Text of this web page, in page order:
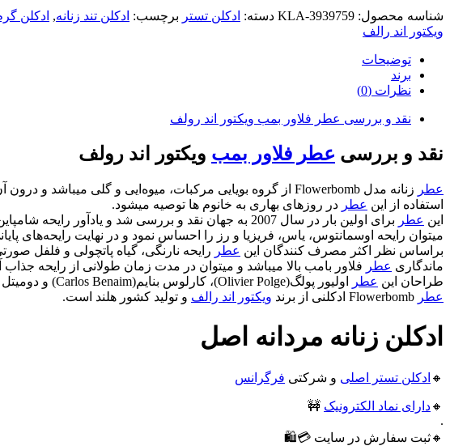
شناسه محصول: KLA-3939759 دسته: ادکلن تستر برچسب: ادکلن تند زنانه, ادکلن
ویکتور اند رالف
توضیحات
برند
نظرات (0)
نقد و بررسی عطر فلاور بمب ویکتور اند رولف
نقد و بررسی عطر فلاور بمب ویکتور اند رولف
عطر زنانه مدل Flowerbomb از گروه بویایی مرکبات، میوه‌ایی و گلی میباشد و درون آن از رایحه گیاه پاتچولی و گل‌های سفید استفاده شده است و طعمی تند دارد.
استفاده از این عطر در روزهای بهاری به خانوم ها توصیه میشود.
این عطر برای اولین بار در سال 2007 به جهان نقد و بررسی شد و یادآور رایحه شامپاین صورتی میباشد. رایحه‌های اولیه این
میتوان رایحه اوسمانتوس، یاس، فریزیا و رز را احساس نمود و در نهایت رایحه‌های
براساس نظر اکثر مصرف کنندگان این عطر رایحه نارنگی، گیاه پاتچولی و فلفل
ماندگاری عطر فلاور بامب بالا میباشد و میتوان در مدت زمان طولانی از رایحه
طراحان این عطر اولیور پولگ(Olivier Polge)، کارلوس بنایم(Carlos Benaim) و دومیتل برتیر(Domitille Bertier) از معروف ترین طراحان
عطر
ویکتور اند رالف و تولید کشور هلند است.
ادکلن زنانه مردانه اصل
🔸 ادکلن تستر اصلی و شرکتی فرگرانس
🔸دارای نماد الکترونیک 🚧
.
🔸ثبت سفارش در سایت 💳🛍️